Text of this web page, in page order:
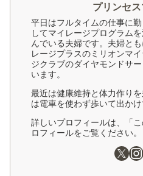
プリンセ
平日はフルタイムの仕事に
してマイレージプログラム
んでいる夫婦です。夫婦と
レージプラスのミリオンマ
ジクラブのダイヤモンドサ
います。
最近は健康維持と体力作り
は電車を使わず歩いて出かけ
詳しいプロフィールは、「
ロフィールをご覧ください。